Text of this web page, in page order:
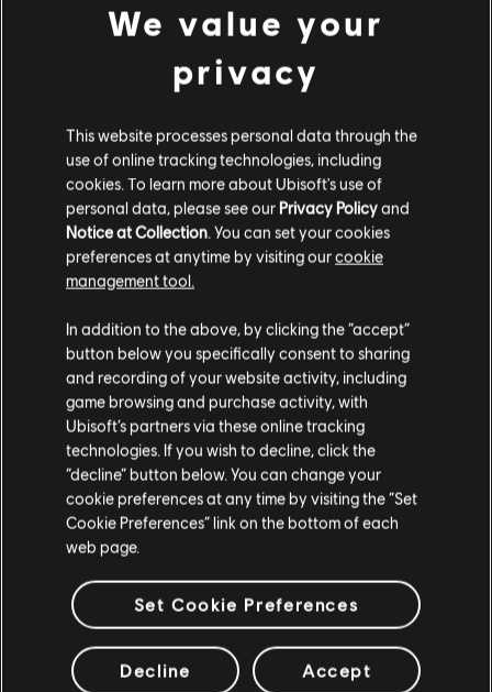
ข้อมูลทั่วไป
ผู้พัฒนา:Ubisoft
วันวางจำหน่าย:01/12/2015
คำอธิบาย: รับ 600 เครดิตในเกมสำหรับ Tom Clancys Rainbow Six
Siege เครดิต R6 เป็นสกุลเงินในเกมที่สามารถใช้รับเนื้อหาในเกม
เช่นแบทเทิลพาส เจ้าหน้าที่ และไอเทมของตกแต่ง
เรตของเกม:
Violence, Improper Language, Anti-Social
แพลตฟอร์ม:PC (ดิจิทัล)
ประเภท:เล่นหลายคน,เกมยิง
เงื่อนไขพีซี:คุณต้องมีบัญชี Ubisoft และติดตั้งแอปพลิเคชัน Ubisoft
Connect เพื่อเล่นคอนเทนต์นี้
© 2025 Ubisoft Entertainment. All Rights Reserved. Tom
Clancy’s, Rainbow Six, the Soldier Icon, Ubisoft, and the
Ubisoft logo are registered or unregistered trademarks of
ดูเพิ่มเติม
คอนเทนต์เสริม
แพ็ค Welcome 1,200
DLC
Tom Clancy’s Rainbow Six Siege
1,200 เครดิต R6
S$ 14
เราคิดว่าตำแหน่งของคุณอยู่ที่United States
โปรดไปที่สโตร์ประจำประเทศเพื่อทำการสั่งซื้อ
อยู่ในสโตร์ปัจจุบัน
สลับไปยังสโตร์ในประเทศ
We value your
privacy
This website processes personal data through the
use of online tracking technologies, including
cookies. To learn more about Ubisoft's use of
personal data, please see our Privacy Policyand
Notice at Collection. You can set your cookies
preferences at anytime by visiting ourcookie
management tool.
In addition to the above, by clicking the “accept”
button below you specifically consent to sharing
and recording of your website activity, including
game browsing and purchase activity, with
Ubisoft’s partners via these online tracking
technologies. If you wish to decline, click the
“decline” button below. You can change your
cookie preferences at any time by visiting the “Set
Cookie Preferences” link on the bottom of each
web page.
Set Cookie Preferences
Decline Accept